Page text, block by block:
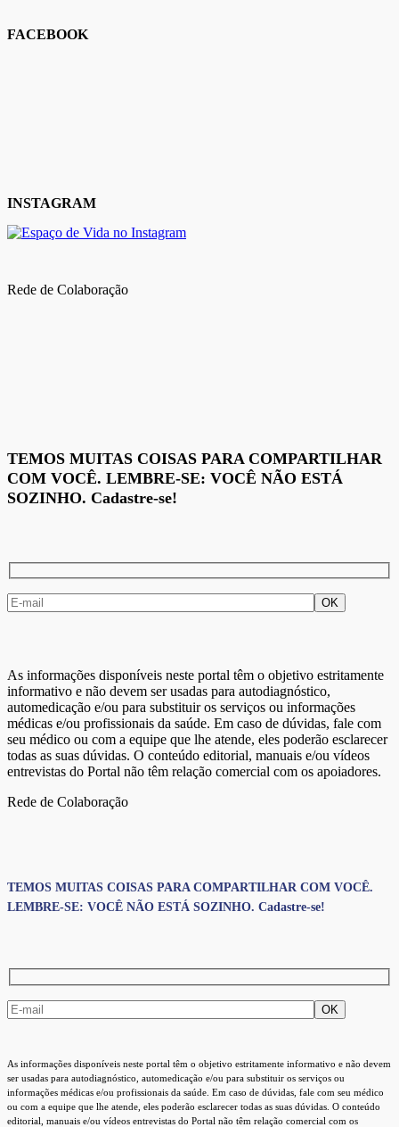
FACEBOOK
INSTAGRAM
Rede de Colaboração
TEMOS MUITAS COISAS PARA COMPARTILHAR
COM VOCÊ. LEMBRE-SE: VOCÊ NÃO ESTÁ
SOZINHO. Cadastre-se!
As informações disponíveis neste portal têm o objetivo estritamente
informativo e não devem ser usadas para autodiagnóstico,
automedicação e/ou para substituir os serviços ou informações
médicas e/ou profissionais da saúde. Em caso de dúvidas, fale com
seu médico ou com a equipe que lhe atende, eles poderão esclarecer
todas as suas dúvidas. O conteúdo editorial, manuais e/ou vídeos
entrevistas do Portal não têm relação comercial com os apoiadores.
Rede de Colaboração
TEMOS MUITAS COISAS PARA COMPARTILHAR COM VOCÊ.
LEMBRE-SE: VOCÊ NÃO ESTÁ SOZINHO. Cadastre-se!
As informações disponíveis neste portal têm o objetivo estritamente informativo e não devem
ser usadas para autodiagnóstico, automedicação e/ou para substituir os serviços ou
informações médicas e/ou profissionais da saúde. Em caso de dúvidas, fale com seu médico
ou com a equipe que lhe atende, eles poderão esclarecer todas as suas dúvidas. O conteúdo
editorial, manuais e/ou vídeos entrevistas do Portal não têm relação comercial com os